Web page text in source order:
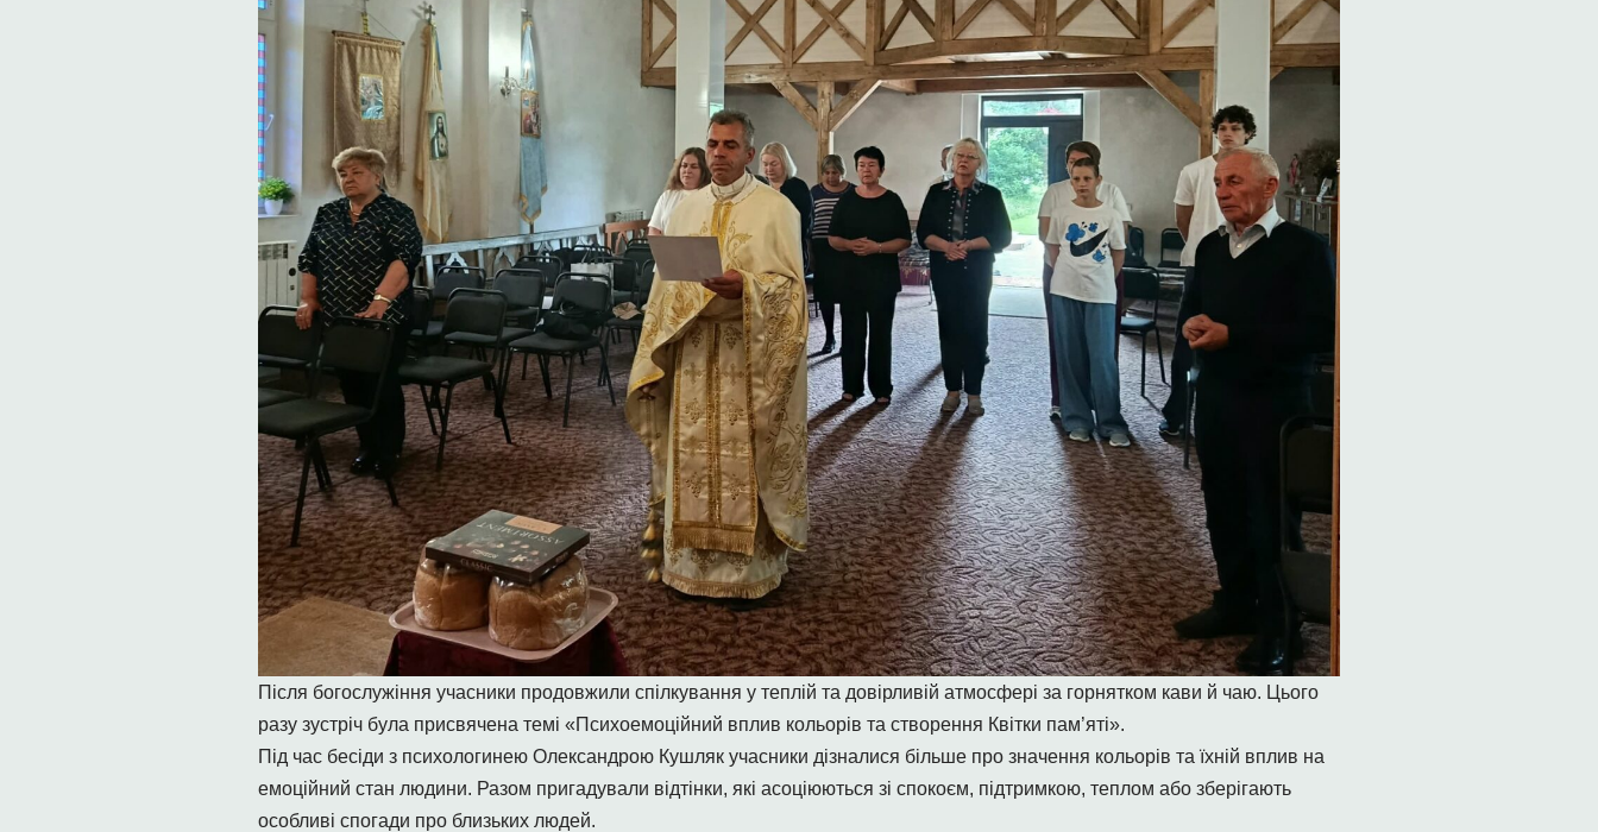
Після богослужіння учасники продовжили спілкування у теплій та довірливій атмосфері за горнятком кави й чаю. Цього
разу зустріч була присвячена темі «Психоемоційний вплив кольорів та створення Квітки пам’яті».
Під час бесіди з психологинею Олександрою Кушляк учасники дізналися більше про значення кольорів та їхній вплив на
емоційний стан людини. Разом пригадували відтінки, які асоціюються зі спокоєм, підтримкою, теплом або зберігають
особливі спогади про близьких людей.